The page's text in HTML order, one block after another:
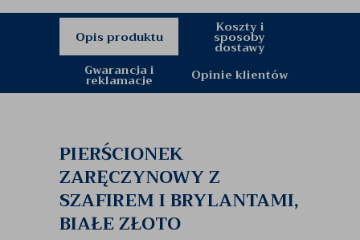
Opis produktu
Koszty i
sposoby
dostawy
Gwarancja i
reklamacje Opinie klientów
PIERŚCIONEK
ZARĘCZYNOWY Z
SZAFIREM I BRYLANTAMI,
BIAŁE ZŁOTO